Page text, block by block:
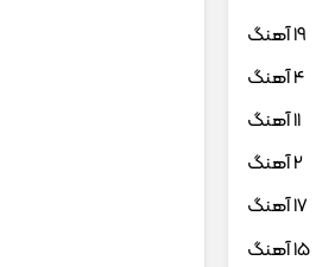
19 آهنگ
4 آهنگ
11 آهنگ
2 آهنگ
17 آهنگ
15 آهنگ